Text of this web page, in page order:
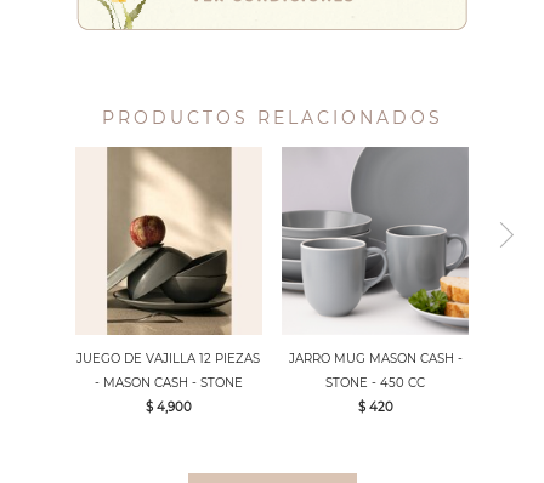
PRODUCTOS RELACIONADOS
JUEGO DE VAJILLA 12 PIEZAS
- MASON CASH - STONE
$ 4,900
JARRO MUG MASON CASH -
STONE - 450 CC
$ 420